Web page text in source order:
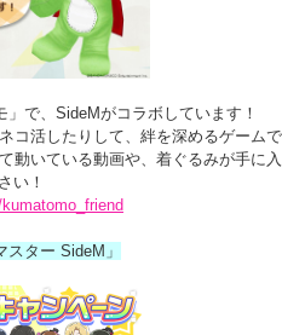
で、SideMがコラボしています！
コ活したりして、絆を深めるゲームで
動いている動画や、着ぐるみが手に
い！
ター SideM」